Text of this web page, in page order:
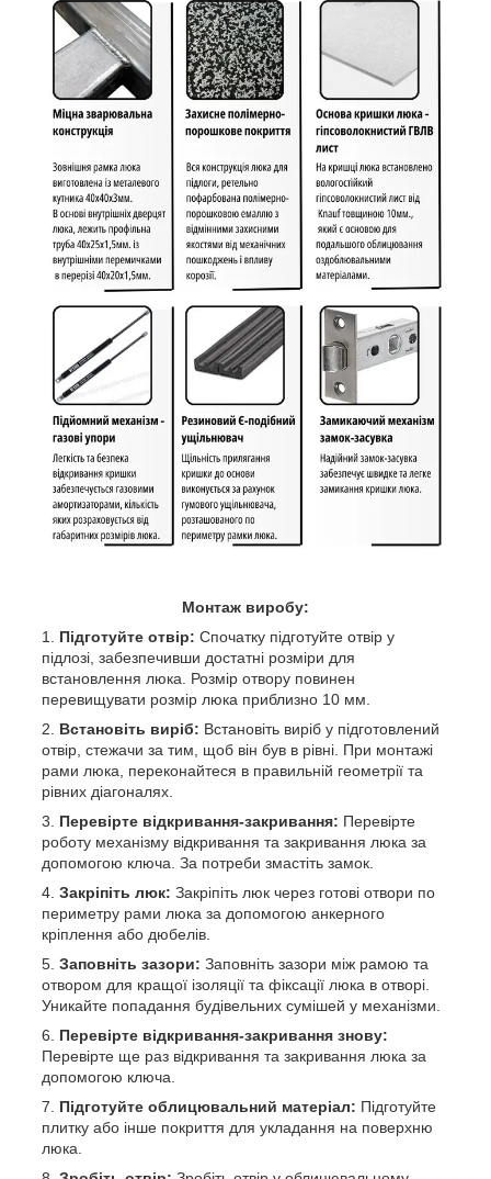
Монтаж виробу:
Підготуйте отвір: Спочатку підготуйте отвір у
підлозі, забезпечивши достатні розміри для
встановлення люка. Розмір отвору повинен
перевищувати розмір люка приблизно 10 мм.
Встановіть виріб: Встановіть виріб у підготовлений
отвір, стежачи за тим, щоб він був в рівні. При монтажі
рами люка, переконайтеся в правильній геометрії та
рівних діагоналях.
Перевірте відкривання-закривання: Перевірте
роботу механізму відкривання та закривання люка за
допомогою ключа. За потреби змастіть замок.
Закріпіть люк: Закріпіть люк через готові отвори по
периметру рами люка за допомогою анкерного
кріплення або дюбелів.
Заповніть зазори: Заповніть зазори між рамою та
отвором для кращої ізоляції та фіксації люка в отворі.
Уникайте попадання будівельних сумішей у механізми.
Перевірте відкривання-закривання знову:
Перевірте ще раз відкривання та закривання люка за
допомогою ключа.
Підготуйте облицювальний матеріал: Підготуйте
плитку або інше покриття для укладання на поверхню
люка.